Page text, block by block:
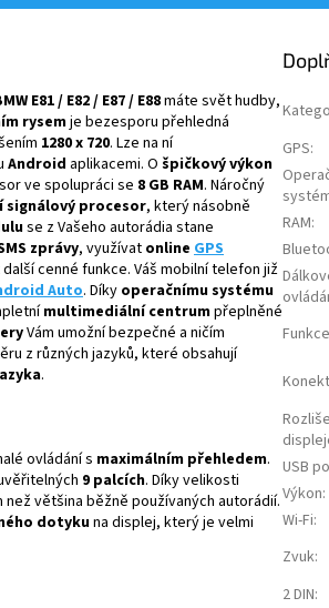
E81 / E82 / E87 / E88máte svět hudby,
rysemje bezesporu přehledná
1280 x 720. Lze na ní
Android aplikacemi. O špičkový výkon
ve spolupráci se 8 GB RAM. Náročný
procesor, který násobně
se z Vašeho autorádia stane
zprávy, využívat online GPS
cenné funkce. Váš mobilní telefon již
Auto. Díky operačnímu systému
multimediální centrumpřeplněné
Vám umožní bezpečné a ničím
z různých jazyků, které obsahují
.
ovládání s maximálním přehledem.
9 palcích. Díky velikosti
většina běžně používaných autorádií.
dotykuna displej, který je velmi
GPS:
RAM:
Funkce
USB
Výkon:
Wi-Fi:
Zvuk:
2 DIN: